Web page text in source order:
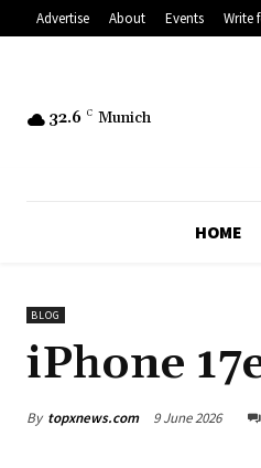
Advertise About Events Write
32.6 C Munich
HOME
BLOG
iPhone
By topxnews.com 9 June 2026